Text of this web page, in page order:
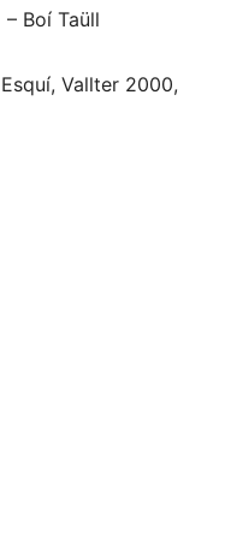
Boí Taüll
Vallter 2000,